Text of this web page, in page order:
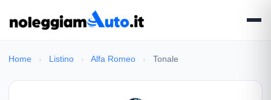
Home › Listino › Alfa Romeo › Tonale